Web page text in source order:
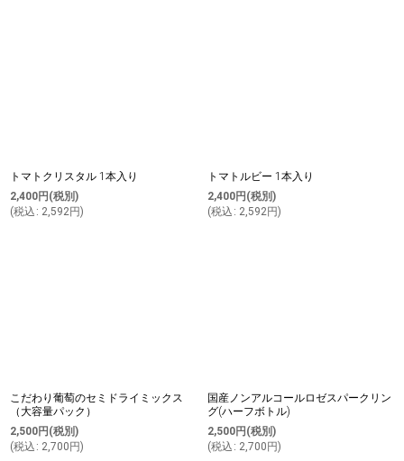
トマトクリスタル 1本入り
2,400円 (税別)
(税込 : 2,592円)
トマトルビー 1本入り
2,400円 (税別)
(税込 : 2,592円)
こだわり葡萄のセミドライミックス
（大容量パック）
2,500円 (税別)
(税込 : 2,700 円)
国産ノンアルコールロゼスパークリン
グ(ハーフボトル)
2,500円 (税別)
(税込 : 2,700 円)